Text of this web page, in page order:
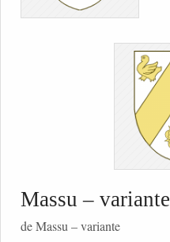
Massu – variante
de Massu – variante